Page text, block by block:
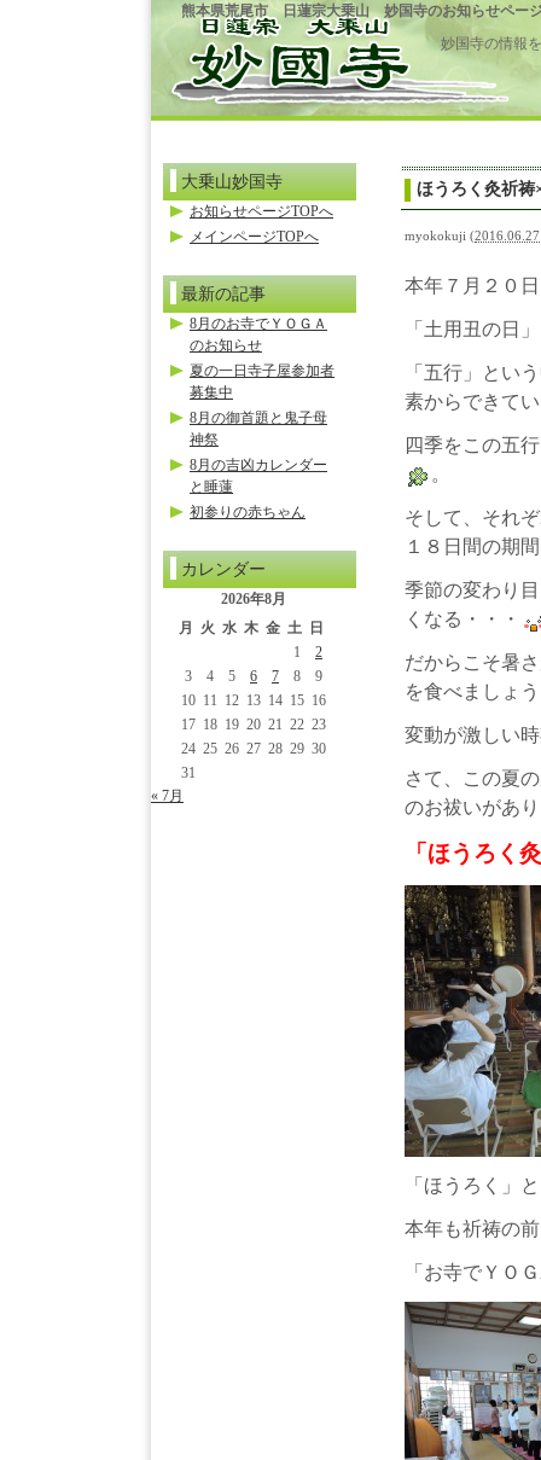
熊本県荒尾市 日蓮宗大乗山 妙国寺のお知らせペー
妙国寺の情報
ほうろく灸祈祷
myokokuji (
本年７月２０
「土用丑の日
「五行」とい
素からできて
四季をこの
。
そして、それ
１８日間の期
季節の変わり
くなる・・・
だからこそ暑
を食べましょ
変動が激しい
さて、この夏
のお祓いがあ
「ほうろく
「ほうろく」
本年も祈祷の
「お寺でＹＯ
大乗山妙国寺
お知らせページTOPへ
メインページTOPへ
最新の記事
8月のお寺でＹＯＧＡ
のお知らせ
夏の一日寺子屋参加者
募集中
8月の御首題と鬼子母
神祭
8月の吉凶カレンダー
と睡蓮
初参りの赤ちゃん
カレンダー
2026年8月
月
火 水 木 金 土
日
1
2
3
4 5 6 7 8
9
10 11 12 13 14 15 16
17 18 19 20 21 22 23
24 25 26 27 28 29 30
31
« 7月